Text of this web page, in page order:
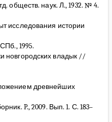
обществ. наук. Л., 1932. № 4.
исследования истории
1995.
новгородских владык //
древнейших
P., 2009. Вып. 1. С. 183–